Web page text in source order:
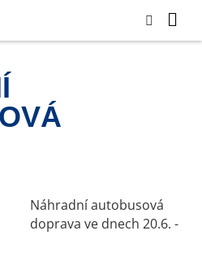
Náhradní autobusová
doprava ve dnech 20.6. -